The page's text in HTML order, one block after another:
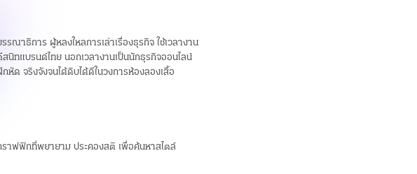
รณาธิการ ผู้หลงใหลการเล่าเรื่องธุรกิจ ใช้เวลางาน
นิทแบรนด์ไทย นอกเวลางานเป็นนักธุรกิจออนไลน์
หัด จริงจังจนได้ดิบได้ดีในวงการห้องลองเสื้อ
าฟฟิกที่พยายาม ประคองสติ เพื่อค้นหาสไตล์